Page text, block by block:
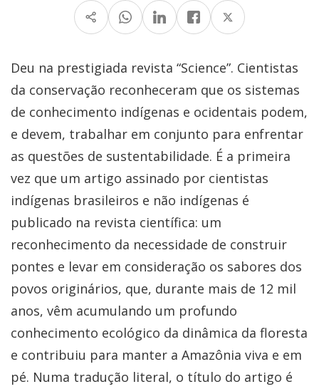
Deu na prestigiada revista “Science”. Cientistas
da conservação reconheceram que os sistemas
de conhecimento indígenas e ocidentais podem,
e devem, trabalhar em conjunto para enfrentar
as questões de sustentabilidade. É a primeira
vez que um artigo assinado por cientistas
indígenas brasileiros e não indígenas é
publicado na revista científica: um
reconhecimento da necessidade de construir
pontes e levar em consideração os sabores dos
povos originários, que, durante mais de 12 mil
anos, vêm acumulando um profundo
conhecimento ecológico da dinâmica da floresta
e contribuiu para manter a Amazônia viva e em
pé. Numa tradução literal, o título do artigo é